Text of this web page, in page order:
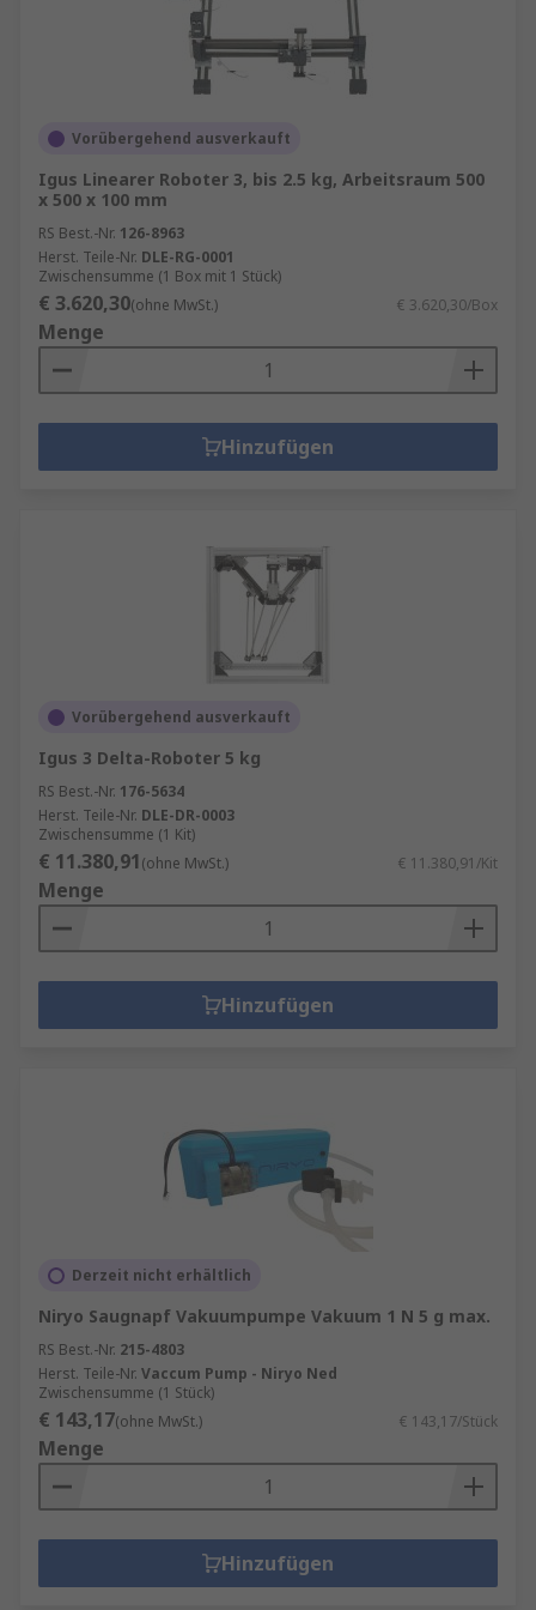
Sie finden Produkte unserer industriellen
Roboter mit den IP-SchutzartenIP44,IP54
Vorübergehend ausverkauft
Igus Linearer Roboter 3, bis 2.5 kg, Arbeitsraum 500
x 500 x 100 mm
RS Best.-Nr. 126-8963
Herst. Teile-Nr. DLE-RG-0001
Zwischensumme (1 Box mit 1 Stück)
€ 3.620,30(ohne MwSt.) € 3.620,30/Box
Menge
Hinzufügen
Vorübergehend ausverkauft
Igus 3 Delta-Roboter 5 kg
RS Best.-Nr. 176-5634
Herst. Teile-Nr. DLE-DR-0003
Zwischensumme (1 Kit)
€ 11.380,91(ohne MwSt.) € 11.380,91/Kit
Menge
Hinzufügen
Derzeit nicht erhältlich
Niryo Saugnapf Vakuumpumpe Vakuum 1 N 5 g max.
RS Best.-Nr. 215-4803
Herst. Teile-Nr. Vaccum Pump - Niryo Ned
Zwischensumme (1 Stück)
€ 143,17(ohne MwSt.) € 143,17/Stück
Menge
Hinzufügen